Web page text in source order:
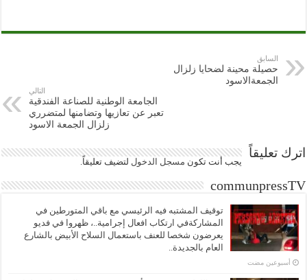
السابق
حصيلة محينة لضحايا زلزال
الجمعةالاسود
التالي
الجامعة الوطنية للصناعة الفندقية
تعبر عن تعازيها وتضامنها لمتضرري
زلزال الجمعة الاسود
اترك تعليقاً
يجب أنت تكون مسجل الدخول لتضيف تعليقاً.
communpressTV
توقيف المشتبه فيه الرئيسي مع باقي المتورطين في
المشاركةفي ارتكاب افعال إجرامية..، ظهروا في فديو
يعرضون شخصا للعنف باستعمال السلاح الأبيض بالشارع
العام بالجديدة..
‏أسبوعين مضت